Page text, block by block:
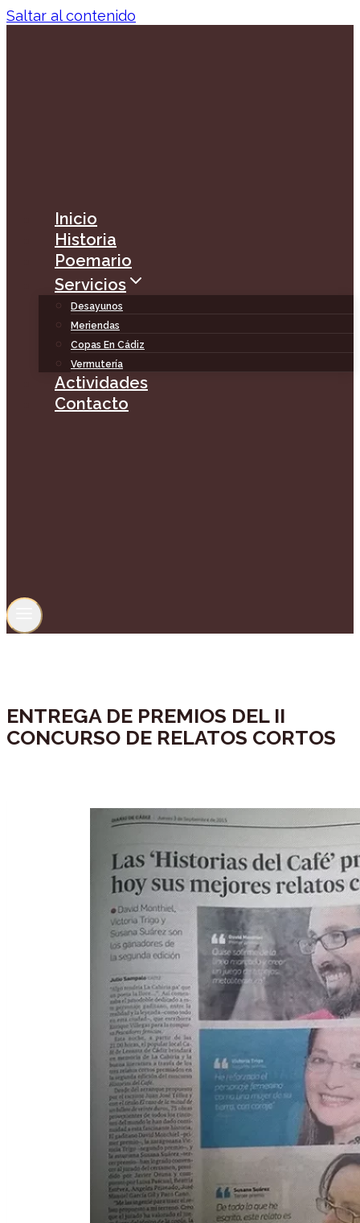
Saltar al contenido
Inicio
Historia
Poemario
Servicios
Desayunos
Meriendas
Copas En Cádiz
Vermutería
Actividades
Contacto
ENTREGA DE PREMIOS DEL II
CONCURSO DE RELATOS CORTOS